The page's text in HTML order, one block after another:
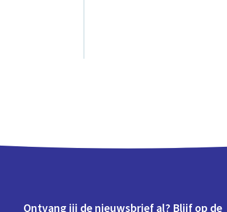
Ontvang jij de nieuwsbrief al? Blijf op de